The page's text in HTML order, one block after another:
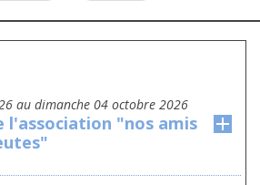
au dimanche 04 octobre 2026
l'association "nos amis